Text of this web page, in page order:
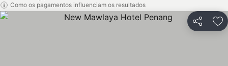
Como os pagamentos influenciam os resultados
Partilhar